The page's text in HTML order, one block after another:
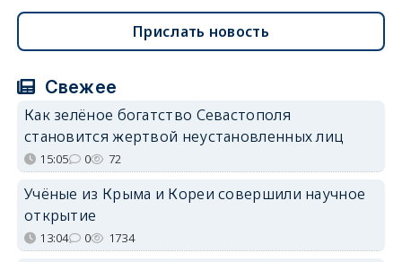
Прислать новость
Свежее
Как зелёное богатство Севастополя
становится жертвой неустановленных лиц
15:05 0 72
Учёные из Крыма и Кореи совершили научное
открытие
13:04 0 1734